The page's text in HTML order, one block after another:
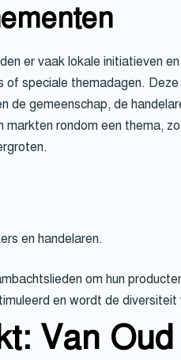
er vaak lokale initiatieven
speciale themadagen.
gemeenschap, de
markten rondom een thema,
en handelaren.
om hun
en wordt de
Van